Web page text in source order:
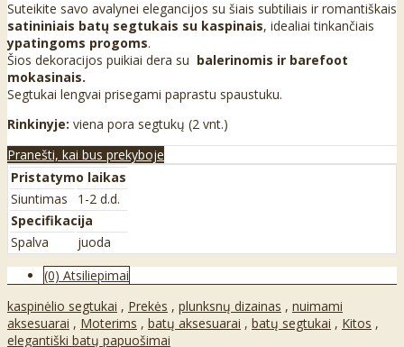
Suteikite savo avalynei elegancijos su šiais subtiliais ir romantiškais
satininiais batų segtukais su kaspinais, idealiai tinkančiais
ypatingoms progoms.
Šios dekoracijos puikiai dera su balerinomis ir barefoot
mokasinais.
Segtukai lengvai prisegami paprastu spaustuku.
Rinkinyje: viena pora segtukų (2 vnt.)
Pranešti, kai bus prekyboje
Pristatymo laikas
Siuntimas
1-2 d.d.
Specifikacija
Spalva
juoda
(0) Atsiliepimai
kaspinėlio segtukai , Prekės , plunksnų dizainas , nuimami
aksesuarai , Moterims , batų aksesuarai , batų segtukai , Kitos ,
elegantiški batų papuošimai